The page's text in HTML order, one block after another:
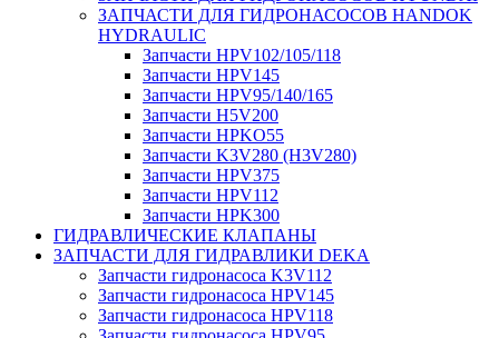
ЗАПЧАСТИ ДЛЯ ГИДРОНАСОСОВ HANDOK
HYDRAULIC
Запчасти HPV102/105/118
Запчасти HPV145
Запчасти HPV95/140/165
Запчасти H5V200
Запчасти HPKO55
Запчасти K3V280 (H3V280)
Запчасти HPV375
Запчасти HPV112
Запчасти HPK300
ГИДРАВЛИЧЕСКИЕ КЛАПАНЫ
ЗАПЧАСТИ ДЛЯ ГИДРАВЛИКИ DEKA
Запчасти гидронасоса K3V112
Запчасти гидронасоса HPV145
Запчасти гидронасоса HPV118